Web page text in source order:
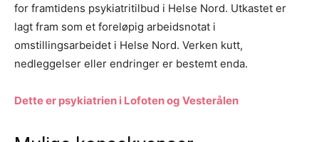
for framtidens psykiatritilbud i Helse Nord. Utkastet er
lagt fram som et foreløpig arbeidsnotat i
omstillingsarbeidet i Helse Nord. Verken kutt,
nedleggelser eller endringer er bestemt enda.
Dette er psykiatrien i Lofoten og Vesterålen